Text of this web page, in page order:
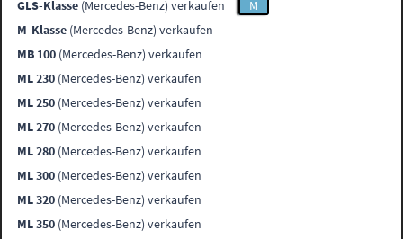
GLS-Klasse (Mercedes-Benz) verkaufen
M
M-Klasse (Mercedes-Benz) verkaufen
MB 100 (Mercedes-Benz) verkaufen
ML 230 (Mercedes-Benz) verkaufen
ML 250 (Mercedes-Benz) verkaufen
ML 270 (Mercedes-Benz) verkaufen
ML 280 (Mercedes-Benz) verkaufen
ML 300 (Mercedes-Benz) verkaufen
ML 320 (Mercedes-Benz) verkaufen
ML 350 (Mercedes-Benz) verkaufen